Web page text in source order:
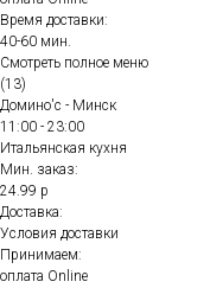
Время доставки:
40-60 мин.
Смотреть полное меню
(13)
Домино'с - Минск
11:00 - 23:00
Итальянская кухня
Мин. заказ:
24.99 р
Доставка:
Условия доставки
Принимаем:
оплата Online